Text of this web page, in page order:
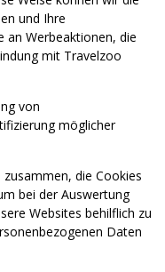
und Ihre
an Werbeaktionen, die
mit Travelzoo
von
möglicher
die Cookies
bei der Auswertung
Websites behilflich zu
Daten